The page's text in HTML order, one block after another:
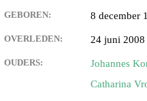
GEBOREN: 8 december
OVERLEDEN: 24 juni 2008
OUDERS:
Johannes
Catharina